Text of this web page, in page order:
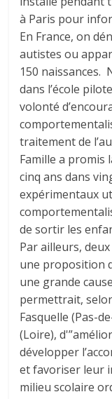
à Paris pour
En France, on
autistes ou
150 naissances.
dans l’école
volonté
traitement de
Famille a promis
cinq ans dans
expérimentaux
de sortir les
Par ailleurs,
une proposition
une grande
permettrait,
Fasquelle (Pas-
(Loire),
développer
et favoriser leur
milieu scolaire